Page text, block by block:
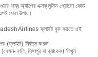
জন্য অ্যাপের এক্সক্লুসিভ প্রোমো কোড
সেরা উপায়।
Airlines ফ্লাইট বুক করতে এই
নির্বাচন করুন
বালি, সিঙ্গাপুর বা ব্যাংকক) লিখুন